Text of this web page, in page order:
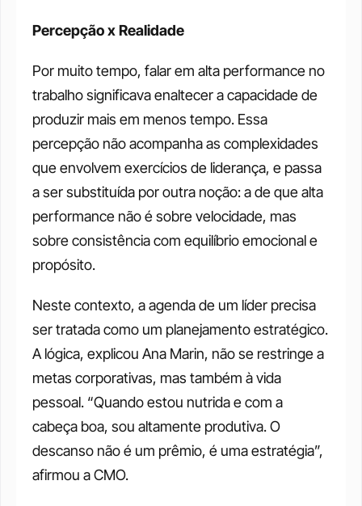
Percepção x Realidade
Por muito tempo, falar em alta performance no
trabalho significava enaltecer a capacidade de
produzir mais em menos tempo. Essa
percepção não acompanha as complexidades
que envolvem exercícios de liderança, e passa
a ser substituída por outra noção: a de que alta
performance não é sobre velocidade, mas
sobre consistência com equilíbrio emocional e
propósito.
Neste contexto, a agenda de um líder precisa
ser tratada como um planejamento estratégico.
A lógica, explicou Ana Marin, não se restringe a
metas corporativas, mas também à vida
pessoal. “Quando estou nutrida e com a
cabeça boa, sou altamente produtiva. O
descanso não é um prêmio, é uma estratégia”,
afirmou a CMO.